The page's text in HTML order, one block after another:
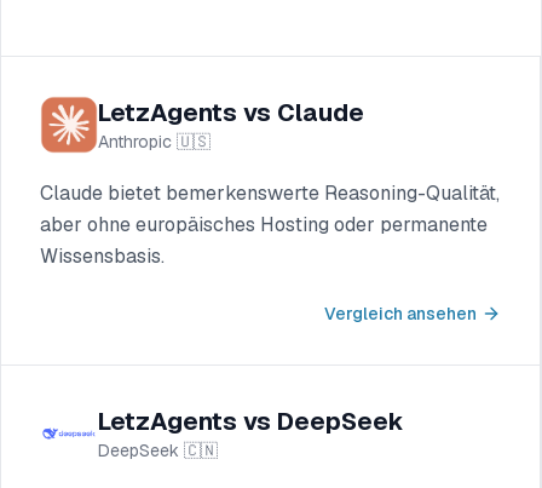
LetzAgents vs Claude
Anthropic 🇺🇸
Claude bietet bemerkenswerte Reasoning-Qualität,
aber ohne europäisches Hosting oder permanente
Wissensbasis.
Vergleich ansehen
LetzAgents vs DeepSeek
DeepSeek 🇨🇳